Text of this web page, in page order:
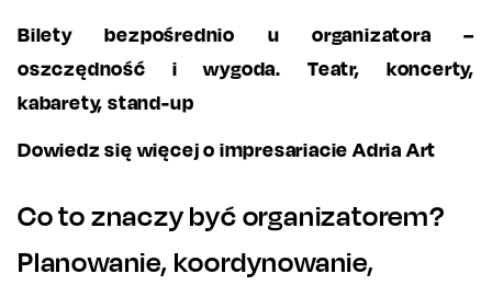
Bilety bezpośrednio u organizatora –
oszczędność i wygoda. Teatr, koncerty,
kabarety, stand-up
Dowiedz się więcej o impresariacie Adria Art
Co to znaczy być organizatorem?
Planowanie, koordynowanie,